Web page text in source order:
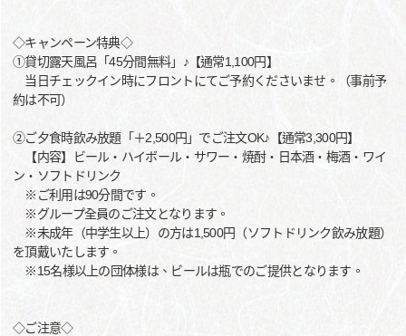
◇キャンペーン特典◇
①貸切露天風呂「45分間無料」♪【通常1,100円】
当日チェックイン時にフロントにてご予約くださいませ。（事前予
約は不可）
②ご夕食時飲み放題「＋2,500円」でご注文OK♪【通常3,300円】
【内容】ビール・ハイボール・サワー・焼酎・日本酒・梅酒・ワイ
ン・ソフトドリンク
※ご利用は90分間です。
※グループ全員のご注文となります。
※未成年（中学生以上）の方は1,500円（ソフトドリンク飲み放題）
を頂戴いたします。
※15名様以上の団体様は、ビールは瓶でのご提供となります。
◇ご注意◇